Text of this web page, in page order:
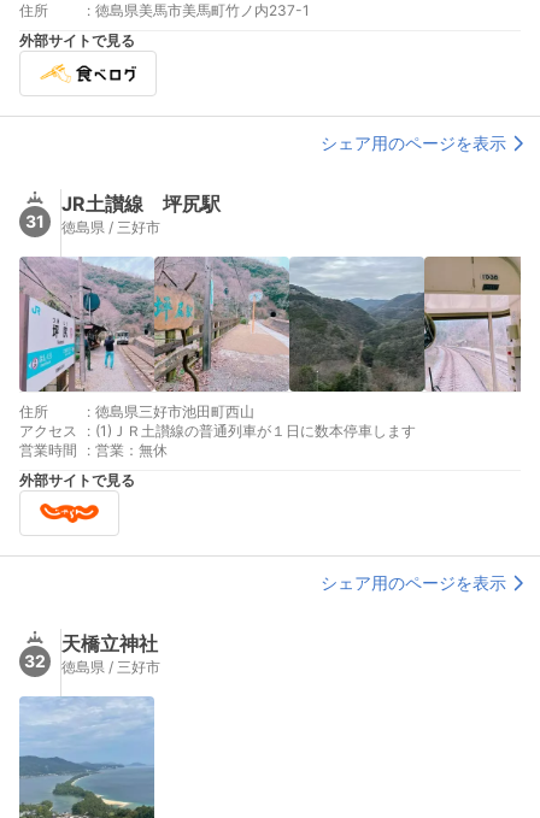
住所 : 徳島県美馬市美馬町竹ノ内237-1
外部サイトで見る
シェア用のページを表示
31
JR土讃線 坪尻駅
徳島県 / 三好市
住所 : 徳島県三好市池田町西山
アクセス
: (1)ＪＲ土讃線の普通列車が１日に数本停車します
営業時間
: 営業：無休
外部サイトで見る
シェア用のページを表示
32
天橋立神社
徳島県 / 三好市